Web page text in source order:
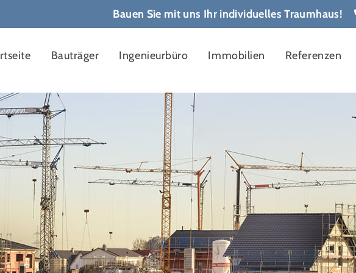
Bauen Sie mit uns Ihr individuelles Traumhaus!
Bauträger Ingenieurbüro Immobilien Referenzen